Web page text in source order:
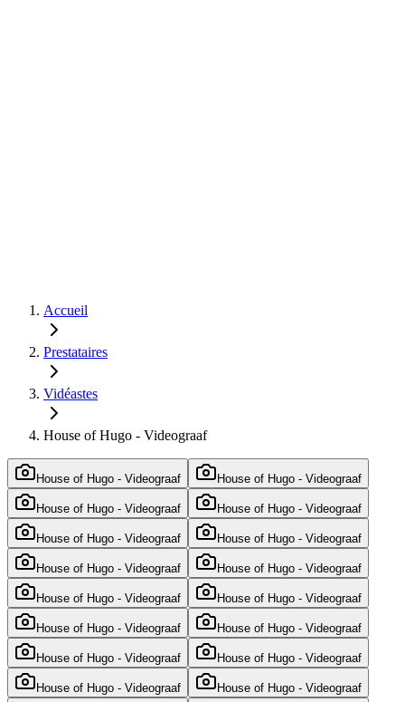
Accueil
Prestataires
Vidéastes
House of Hugo - Videograaf
House of Hugo - Videograaf House of Hugo - Videograaf
House of Hugo - Videograaf House of Hugo - Videograaf
House of Hugo - Videograaf House of Hugo - Videograaf
House of Hugo - Videograaf House of Hugo - Videograaf
House of Hugo - Videograaf House of Hugo - Videograaf
House of Hugo - Videograaf House of Hugo - Videograaf
House of Hugo - Videograaf House of Hugo - Videograaf
House of Hugo - Videograaf House of Hugo - Videograaf